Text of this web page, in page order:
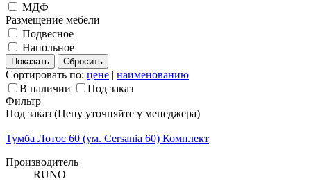
МДФ
Размещение мебели
Подвесное
Напольное
Сортировать по: цене | наименованию
В наличии
Под заказ
Фильтр
Под заказ (Цену уточняйте у менеджера)
Тумба Лотос 60 (ум. Cersania 60) Комплект
Производитель
RUNO